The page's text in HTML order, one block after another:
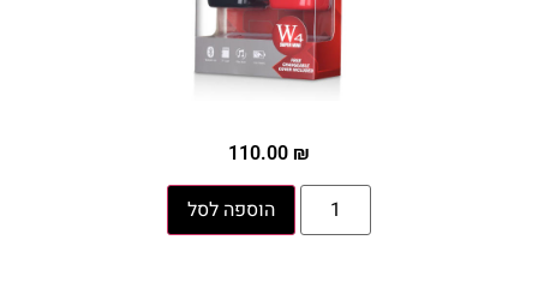
110.00 ₪
הוספה לסל